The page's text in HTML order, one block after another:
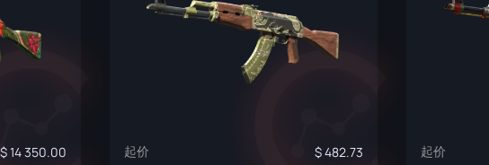
14 350.00 起价 482.73 起价